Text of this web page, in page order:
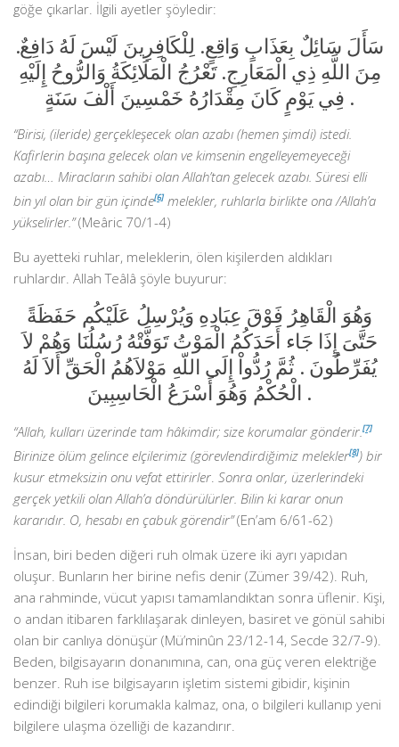
göğe çıkarlar. İlgili ayetler şöyledir:
سَأَلَ سَائِلٌ بِعَذَابٍ وَاقِعٍ. لِلْكَافِرِينَ لَيْسَ لَهُ دَافِعٌ.
مِنَ اللَّهِ ذِي الْمَعَارِجِ. تَعْرُجُ الْمَلَائِكَةُ وَالرُّوحُ إِلَيْهِ
فِي يَوْمٍ كَانَ مِقْدَارُهُ خَمْسِينَ أَلْفَ سَنَةٍ .
“Birisi, (ileride) gerçekleşecek olan azabı (hemen şimdi) istedi.
Kafirlerin başına gelecek olan ve kimsenin engelleyemeyeceği
azabı… Miracların sahibi olan Allah’tan gelecek azabı. Süresi elli
bin yıl olan bir gün içinde[6] melekler, ruhlarla birlikte ona /Allah’a
yükselirler.”(Meâric 70/1-4)
Bu ayetteki ruhlar, meleklerin, ölen kişilerden aldıkları
ruhlardır. Allah Teâlâ şöyle buyurur:
وَهُوَ الْقَاهِرُ فَوْقَ عِبَادِهِ وَيُرْسِلُ عَلَيْكُم حَفَظَةً
حَتَّىَ إِذَا جَاء أَحَدَكُمُ الْمَوْتُ تَوَفَّتْهُ رُسُلُنَا وَهُمْ لاَ
يُفَرِّطُونَ . ثُمَّ رُدُّواْ إِلَى اللّهِ مَوْلاَهُمُ الْحَقِّ أَلاَ لَهُ
الْحُكْمُ وَهُوَ أَسْرَعُ الْحَاسِبِينَ .
“Allah, kulları üzerinde tam hâkimdir; size korumalar gönderir.[7]
Birinize ölüm gelince elçilerimiz (görevlendirdiğimiz melekler[8]) bir
kusur etmeksizin onu vefat ettirirler. Sonra onlar, üzerlerindeki
gerçek yetkili olan Allah’a döndürülürler. Bilin ki karar onun
kararıdır. O, hesabı en çabuk görendir”(En’am 6/61-62)
İnsan, biri beden diğeri ruh olmak üzere iki ayrı yapıdan
oluşur. Bunların her birine nefis denir (Zümer 39/42). Ruh,
ana rahminde, vücut yapısı tamamlandıktan sonra üflenir. Kişi,
o andan itibaren farklılaşarak dinleyen, basiret ve gönül sahibi
olan bir canlıya dönüşür (Mü’minûn 23/12-14, Secde 32/7-9).
Beden, bilgisayarın donanımına, can, ona güç veren elektriğe
benzer. Ruh ise bilgisayarın işletim sistemi gibidir, kişinin
edindiği bilgileri korumakla kalmaz, ona, o bilgileri kullanıp yeni
bilgilere ulaşma özelliği de kazandırır.